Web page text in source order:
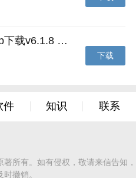
贯联商户端app下载v6.1.8 安卓版
下载
件 知识 联系
所有。如有侵权，敬请来信告知，
撤销。